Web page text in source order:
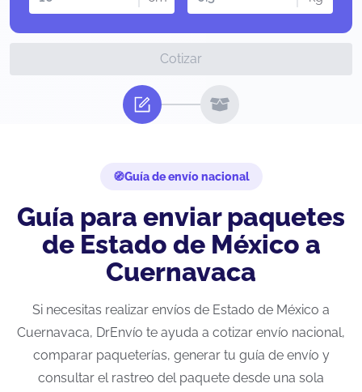
Cotizar
Guía de envío nacional
Guía para enviar paquetes
de Estado de México a
Cuernavaca
Si necesitas realizar envíos de Estado de México a
Cuernavaca, DrEnvío te ayuda a cotizar envío nacional,
comparar paqueterías, generar tu guía de envío y
consultar el rastreo del paquete desde una sola